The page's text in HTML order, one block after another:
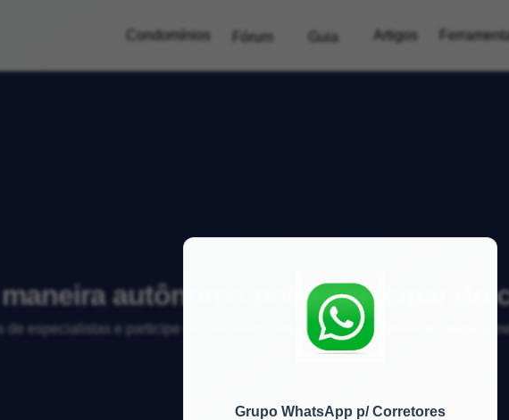
Condomínios Fórum Guia Artigos
Grupo WhatsApp p/ Corretores
autônomo pode participar do
de especialistas e participe da discussão sobre mercado imobiliário,